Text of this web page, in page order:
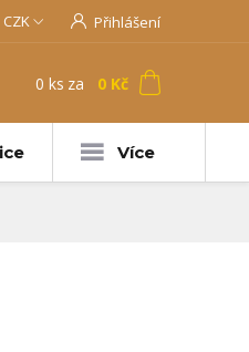
CZK Přihlášení
0 ks za 0 Kč
Více